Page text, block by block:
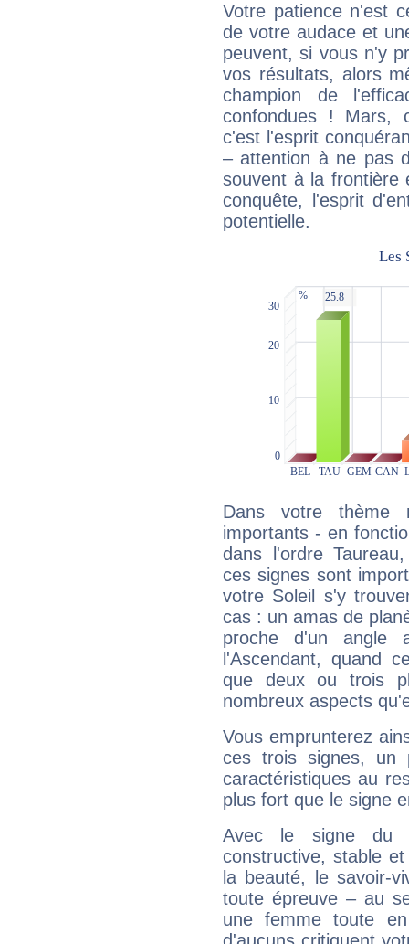
Votre patience n'est
de votre audace et
peuvent, si vous n'y
vos résultats, alors
champion de
confondues ! Mars,
c'est l'esprit
– attention à ne pas
souvent à la frontière
conquête, l'esprit
potentielle.
Dans votre thème
importants - en
dans l'ordre
ces signes sont
votre Soleil s'y
cas : un amas de
proche d'un
l'Ascendant, quand
que deux ou trois
nombreux aspects
Vous emprunterez
ces trois signes, un
caractéristiques au
plus fort que le signe
Avec le signe du
constructive, stable
la beauté, le savoir-
toute épreuve – au
une femme toute